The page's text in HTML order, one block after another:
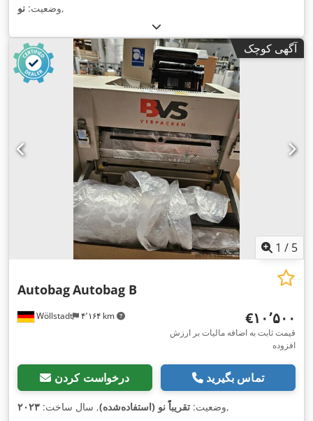
وضعیت: نو ,
آگهی کوچک
1 / 5
Wöllstadt ۴٬۱۶۴ km
AutobagAutobag B
‎€۱۰٬۵۰۰
قیمت ثابت به اضافه مالیات بر ارزش
افزوده
درخواست کردن تماس بگیرید
وضعیت: تقریباً نو (استفاده‌شده), سال ساخت: ۲۰۲۳ ,